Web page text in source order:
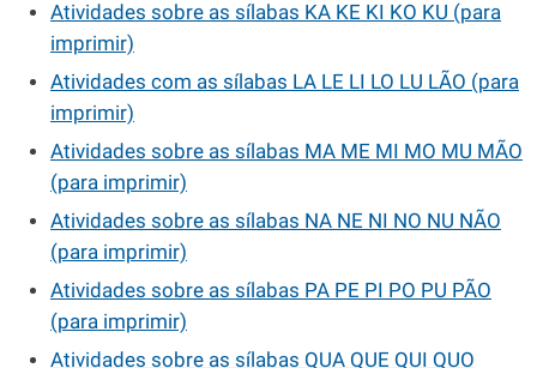
Atividades sobre as sílabas KA KE KI KO KU (para
imprimir)
Atividades com as sílabas LA LE LI LO LU LÃO (para
imprimir)
Atividades sobre as sílabas MA ME MI MO MU MÃO
(para imprimir)
Atividades sobre as sílabas NA NE NI NO NU NÃO
(para imprimir)
Atividades sobre as sílabas PA PE PI PO PU PÃO
(para imprimir)
Atividades sobre as sílabas QUA QUE QUI QUO